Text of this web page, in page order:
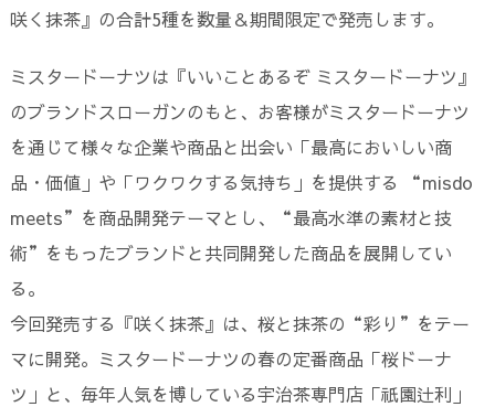
咲く抹茶』の合計5種を数量＆期間限定で発売します。
ミスタードーナツは『いいことあるぞ ミスタードーナツ』
のブランドスローガンのもと、お客様がミスタードーナツ
を通じて様々な企業や商品と出会い「最高においしい商
品・価値」や「ワクワクする気持ち」を提供する “misdo
meets”を商品開発テーマとし、“最高水準の素材と技
術”をもったブランドと共同開発した商品を展開してい
る。
今回発売する『咲く抹茶』は、桜と抹茶の“彩り”をテー
マに開発。ミスタードーナツの春の定番商品「桜ドーナ
ツ」と、毎年人気を博している宇治茶専門店「祇園辻利」